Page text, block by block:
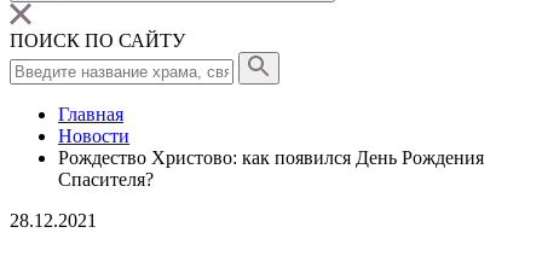
ПОИСК ПО САЙТУ
Главная
Новости
Рождество Христово: как появился День Рождения
Спасителя?
28.12.2021